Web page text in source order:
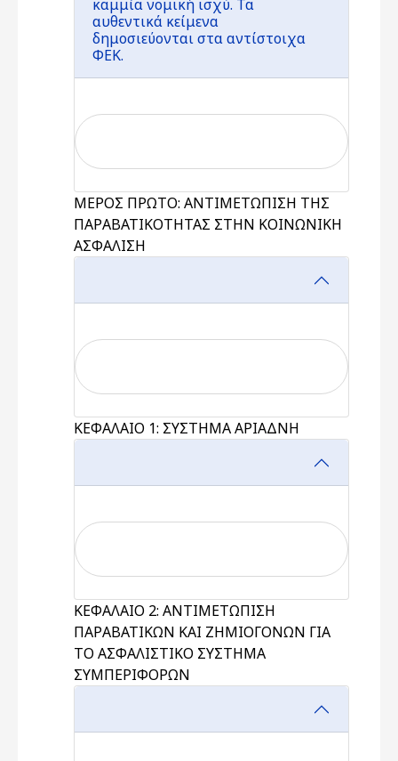
καμμία νομική ισχύ. Τα
αυθεντικά κείμενα
δημοσιεύονται στα αντίστοιχα
ΦΕΚ.
ΜΕΡΟΣ ΠΡΩΤΟ: ΑΝΤΙΜΕΤΩΠΙΣΗ ΤΗΣ
ΠΑΡΑΒΑΤΙΚΟΤΗΤΑΣ ΣΤΗΝ ΚΟΙΝΩΝΙΚΗ
ΑΣΦΑΛΙΣΗ
ΚΕΦΑΛΑΙΟ 1: ΣΥΣΤΗΜΑ ΑΡΙΑΔΝΗ
ΚΕΦΑΛΑΙΟ 2: ΑΝΤΙΜΕΤΩΠΙΣΗ
ΠΑΡΑΒΑΤΙΚΩΝ ΚΑΙ ΖΗΜΙΟΓΟΝΩΝ ΓΙΑ
ΤΟ ΑΣΦΑΛΙΣΤΙΚΟ ΣΥΣΤΗΜΑ
ΣΥΜΠΕΡΙΦΟΡΩΝ